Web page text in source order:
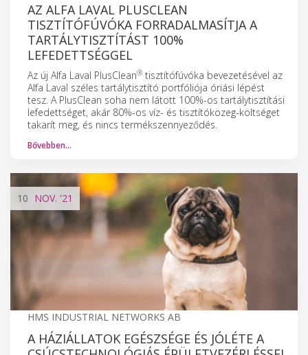
AZ ALFA LAVAL PLUSCLEAN
TISZTÍTÓFÚVÓKA FORRADALMASÍTJA A
TARTÁLYTISZTÍTÁST 100%
LEFEDETTSÉGGEL
Az új Alfa Laval PlusClean® tisztítófúvóka bevezetésével az
Alfa Laval széles tartálytisztító portfóliója óriási lépést
tesz. A PlusClean soha nem látott 100%-os tartálytisztítási
lefedettséget, akár 80%-os víz- és tisztítóközeg-költséget
takarít meg, és nincs termékszennyeződés.
Bővebben…
10 NOV. '21
HMS INDUSTRIAL NETWORKS AB
A HÁZIÁLLATOK EGÉSZSÉGE ÉS JÓLÉTE A